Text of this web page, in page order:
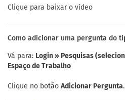
Clique para baixar o vídeo
Como adicionar uma pergunta do
Vá para: Login » Pesquisas
Espaço de Trabalho
Clique no botão Adicionar Pergunta.